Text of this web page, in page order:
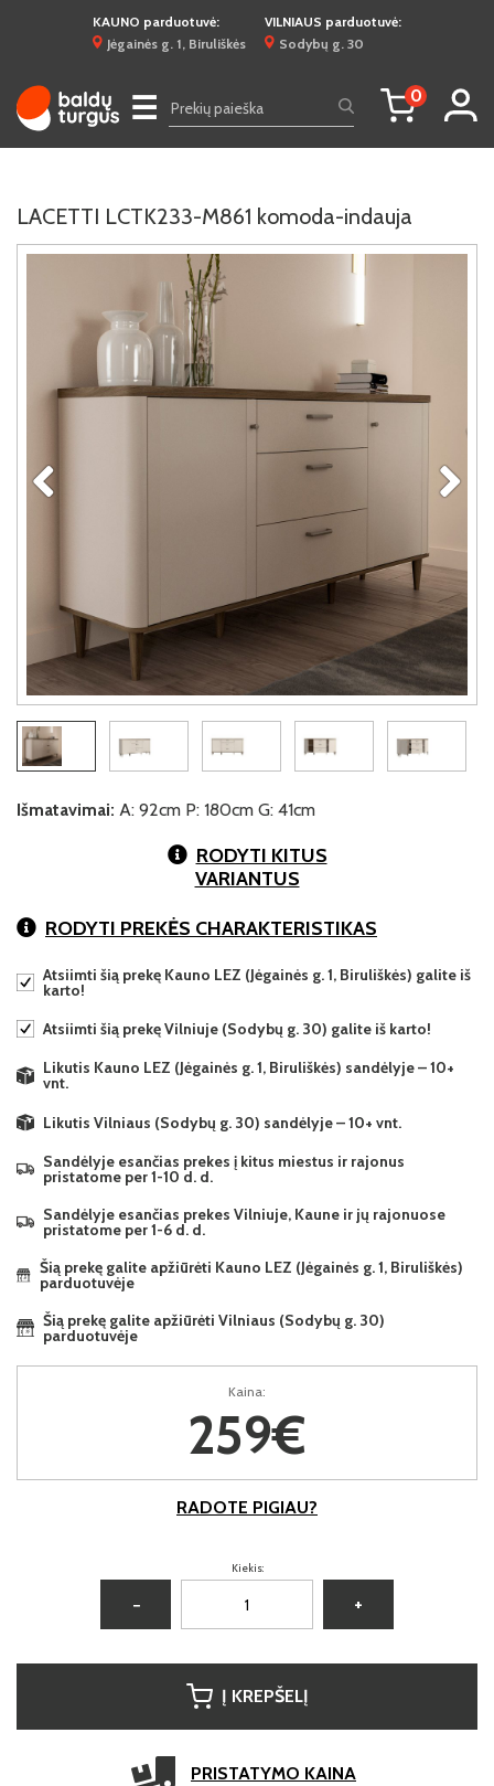
KAUNO parduotuvė:
Jėgainės g. 1, Biruliškės
VILNIAUS parduotuvė:
Sodybų g. 30
☰ 0
LACETTI LCTK233-M861 komoda-indauja
Išmatavimai: A: 92cm P: 180cm G: 41cm
RODYTI KITUS
VARIANTUS
RODYTI PREKĖS CHARAKTERISTIKAS
Atsiimti šią prekę Kauno LEZ (Jėgainės g. 1, Biruliškės) galite iš
karto!
Atsiimti šią prekę Vilniuje (Sodybų g. 30) galite iš karto!
Likutis Kauno LEZ (Jėgainės g. 1, Biruliškės) sandėlyje – 10+
vnt.
Likutis Vilniaus (Sodybų g. 30) sandėlyje – 10+ vnt.
Sandėlyje esančias prekes į kitus miestus ir rajonus
pristatome per 1-10 d. d.
Sandėlyje esančias prekes Vilniuje, Kaune ir jų rajonuose
pristatome per 1-6 d. d.
Šią prekę galite apžiūrėti Kauno LEZ (Jėgainės g. 1, Biruliškės)
parduotuvėje
Šią prekę galite apžiūrėti Vilniaus (Sodybų g. 30)
parduotuvėje
Kaina:
259€
RADOTE PIGIAU?
Kiekis:
− +
Į KREPŠELĮ
PRISTATYMO KAINA